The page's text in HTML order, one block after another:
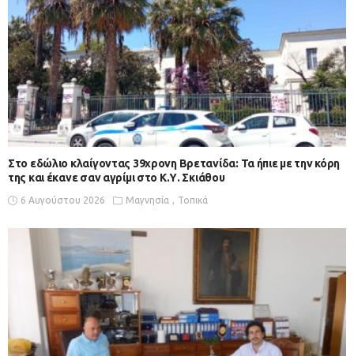
Στο εδώλιο κλαίγοντας 39χρονη Βρετανίδα: Τα ήπιε με την κόρη
της και έκανε σαν αγρίμι στο Κ.Υ. Σκιάθου
6 Αυγούστου 2026 Μαγνησία Τοπικά